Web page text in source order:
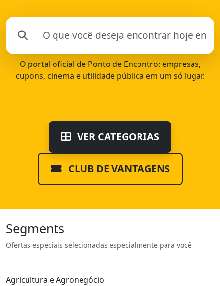
O portal oficial de Ponto de Encontro: empresas,
cupons, cinema e utilidade pública em um só lugar.
VER CATEGORIAS
CLUB DE VANTAGENS
Segments
Ofertas especiais selecionadas especialmente para você
Agricultura e Agronegócio